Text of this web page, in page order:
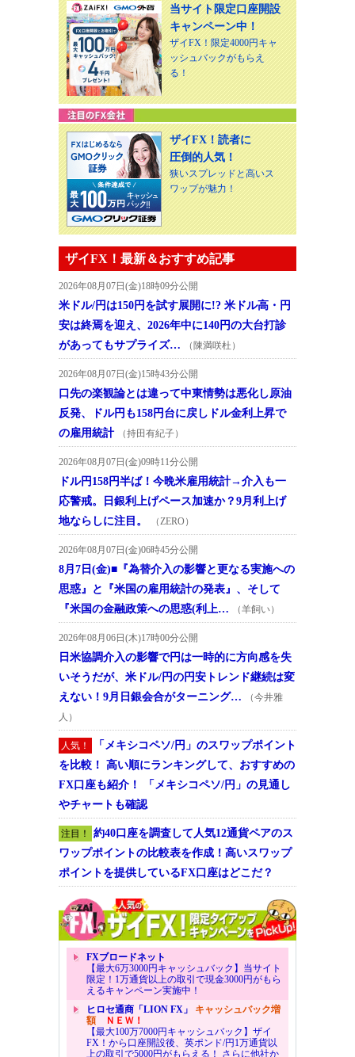
当サイト限定口座開設
キャンペーン中！
ザイFX！限定4000円キャ
ッシュバックがもらえ
る！
ザイFX！読者に
圧倒的人気！
狭いスプレッドと高いス
ワップが魅力！
ザイFX！最新＆おすすめ記事
2026年08月07日(金)18時09分公開
米ドル/円は150円を試す展開に!? 米ドル高・円
安は終焉を迎え、2026年中に140円の大台打診
があってもサプライズ…
（陳満咲杜）
2026年08月07日(金)15時43分公開
口先の楽観論とは違って中東情勢は悪化し原油
反発、ドル円も158円台に戻しドル金利上昇で
の雇用統計
（持田有紀子）
2026年08月07日(金)09時11分公開
ドル円158円半ば！今晩米雇用統計→介入も一
応警戒。日銀利上げペース加速か？9月利上げ
地ならしに注目。
（ZERO）
2026年08月07日(金)06時45分公開
8月7日(金)■『為替介入の影響と更なる実施への
思惑』と『米国の雇用統計の発表』、そして
『米国の金融政策への思惑(利上…
（羊飼い）
2026年08月06日(木)17時00分公開
日米協調介入の影響で円は一時的に方向感を失
いそうだが、米ドル/円の円安トレンド継続は変
えない！9月日銀会合がターニング…
（今井雅
人）
人気！
「メキシコペソ/円」のスワップポイント
を比較！ 高い順にランキングして、おすすめの
FX口座も紹介！ 「メキシコペソ/円」の見通し
やチャートも確認
注目！
約40口座を調査して人気12通貨ペアのス
ワップポイントの比較表を作成！高いスワップ
ポイントを提供しているFX口座はどこだ？
FXブロードネット
【最大6万3000円キャッシュバック】当サイト
限定！1万通貨以上の取引で現金3000円がもら
えるキャンペーン実施中！
ヒロセ通商「LION FX」 キャッシュバック増
額ＮＥＷ！
【最大100万7000円キャッシュバック】ザイ
FX！から口座開設後、英ポンド/円1万通貨以
上の取引で5000円がもらえる！ さらに他社か